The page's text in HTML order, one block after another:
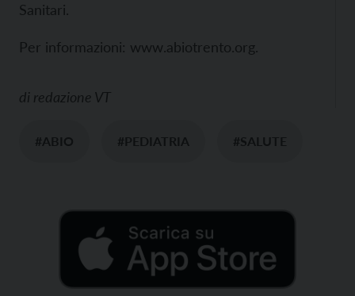
Sanitari.
Per informazioni: www.abiotrento.org.
di redazione VT
#ABIO #PEDIATRIA #SALUTE